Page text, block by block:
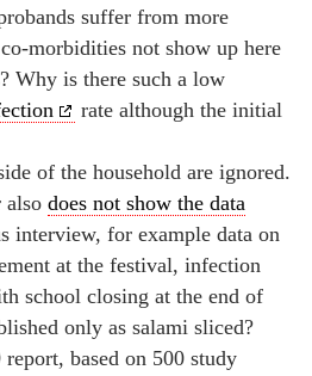
suffer from more
morbidities not show up here
Why is there such a low
rate although the initial
of the household are ignored.
also does not show the data
interview, for example data on
at the festival, infection
school closing at the end of
only as salami sliced?
based on 500 study